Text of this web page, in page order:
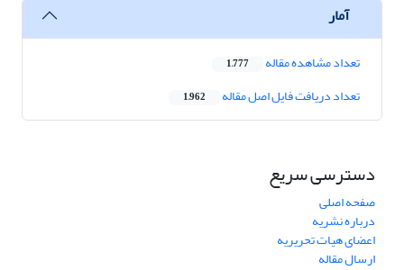
آمار
تعداد مشاهده مقاله 1,777
تعداد دریافت فایل اصل مقاله 1,962
دسترسی سریع
صفحه اصلی
درباره نشریه
اعضای هیات تحریریه
ارسال مقاله